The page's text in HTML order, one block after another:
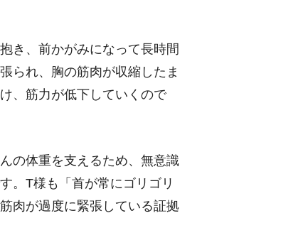
き、前かがみになって長時間
られ、胸の筋肉が収縮したま
、筋力が低下していくので
の体重を支えるため、無意識
。T様も「首が常にゴリゴリ
肉が過度に緊張している証拠